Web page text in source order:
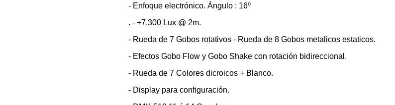
- Enfoque electrónico. Ángulo : 16º
. - +7.300 Lux @ 2m.
- Rueda de 7 Gobos rotativos - Rueda de 8 Gobos metalicos estaticos.
- Efectos Gobo Flow y Gobo Shake con rotación bidireccional.
- Rueda de 7 Colores dicroicos + Blanco.
- Display para configuración.